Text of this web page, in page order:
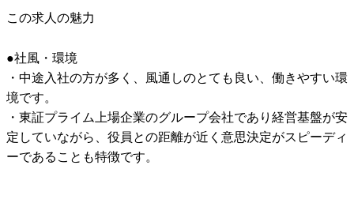
この求人の魅力
●社風・環境
・中途入社の方が多く、風通しのとても良い、働きやすい環
境です。
・東証プライム上場企業のグループ会社であり経営基盤が安
定していながら、役員との距離が近く意思決定がスピーディ
ーであることも特徴です。